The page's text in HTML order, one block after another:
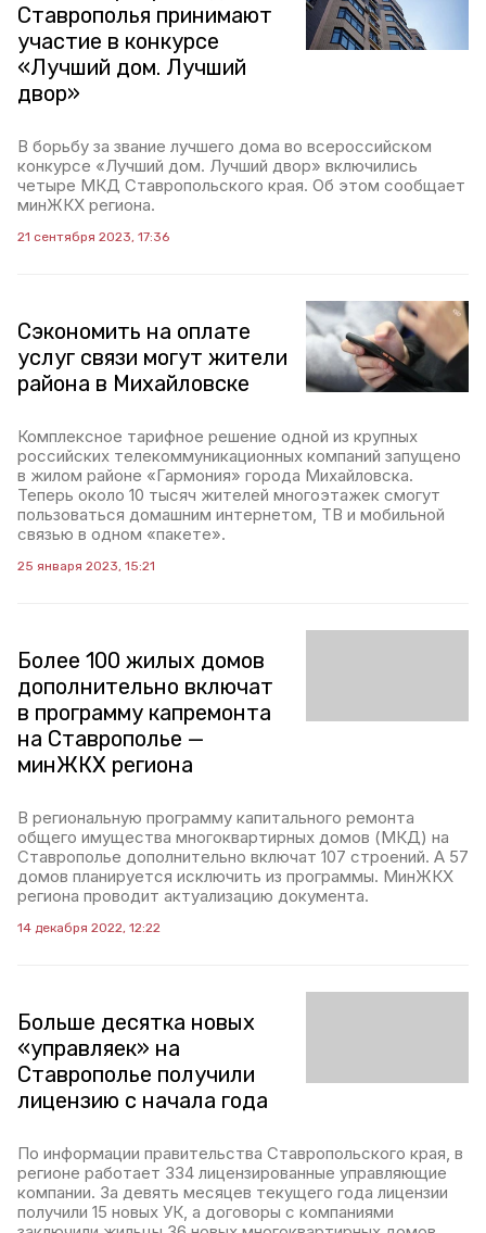
Ставрополья принимают
участие в конкурсе
«Лучший дом. Лучший
двор»
В борьбу за звание лучшего дома во всероссийском
конкурсе «Лучший дом. Лучший двор» включились
четыре МКД Ставропольского края. Об этом сообщает
минЖКХ региона.
21 сентября 2023, 17:36
Сэкономить на оплате
услуг связи могут жители
района в Михайловске
Комплексное тарифное решение одной из крупных
российских телекоммуникационных компаний запущено
в жилом районе «Гармония» города Михайловска.
Теперь около 10 тысяч жителей многоэтажек смогут
пользоваться домашним интернетом, ТВ и мобильной
связью в одном «пакете».
25 января 2023, 15:21
Более 100 жилых домов
дополнительно включат
в программу капремонта
на Ставрополье —
минЖКХ региона
В региональную программу капитального ремонта
общего имущества многоквартирных домов (МКД) на
Ставрополье дополнительно включат 107 строений. А 57
домов планируется исключить из программы. МинЖКХ
региона проводит актуализацию документа.
14 декабря 2022, 12:22
Больше десятка новых
«управляек» на
Ставрополье получили
лицензию с начала года
По информации правительства Ставропольского края, в
регионе работает 334 лицензированные управляющие
компании. За девять месяцев текущего года лицензии
получили 15 новых УК, а договоры с компаниями